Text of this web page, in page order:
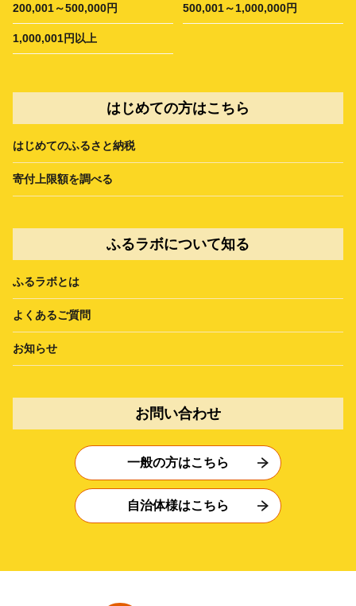
200,001～500,000円 500,001～1,000,000円
1,000,001円以上
はじめての方はこちら
はじめてのふるさと納税
寄付上限額を調べる
ふるラボについて知る
ふるラボとは
よくあるご質問
お知らせ
お問い合わせ
一般の方はこちら
自治体様はこちら